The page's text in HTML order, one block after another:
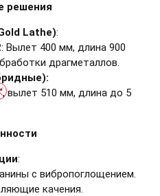
решения
Lathe):
: Вылет 400 мм, длина 900
драгметаллов.
вылет 510 мм, длина до 5
:
с вибропоглощением.
качения.